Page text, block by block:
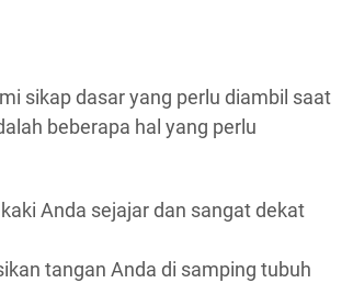
sikap dasar yang perlu diambil saat
beberapa hal yang perlu
Anda sejajar dan sangat dekat
tangan Anda di samping tubuh